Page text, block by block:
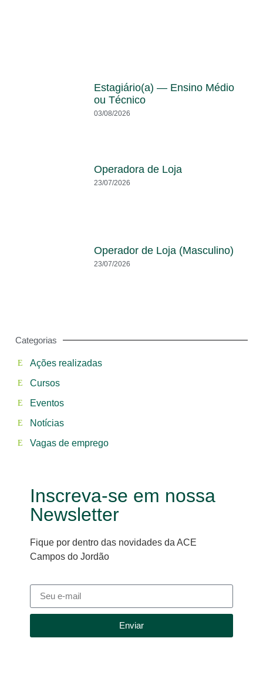
Estagiário(a) — Ensino Médio
ou Técnico
03/08/2026
Operadora de Loja
23/07/2026
Operador de Loja (Masculino)
23/07/2026
Categorias
Ações realizadas
Cursos
Eventos
Notícias
Vagas de emprego
Inscreva-se em nossa
Newsletter
Fique por dentro das novidades da ACE
Campos do Jordão
Enviar